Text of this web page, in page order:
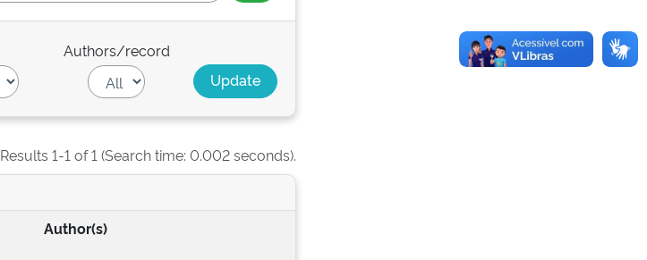
Authors/record
Results 1-1 of 1 (Search time: 0.002 seconds).
Author(s)